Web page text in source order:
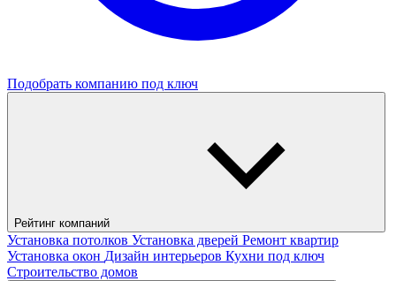
Подобрать компанию под ключ
Рейтинг компаний
Установка потолков Установка дверей Ремонт квартир
Установка окон Дизайн интерьеров Кухни под ключ
Строительство домов